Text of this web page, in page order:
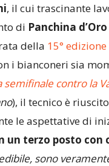
, il cui trascinante
di Panchina
della 15°
i bianconeri sia
semifinale contro la
), il tecnico è
le aspettative di
un terzo posto
sono